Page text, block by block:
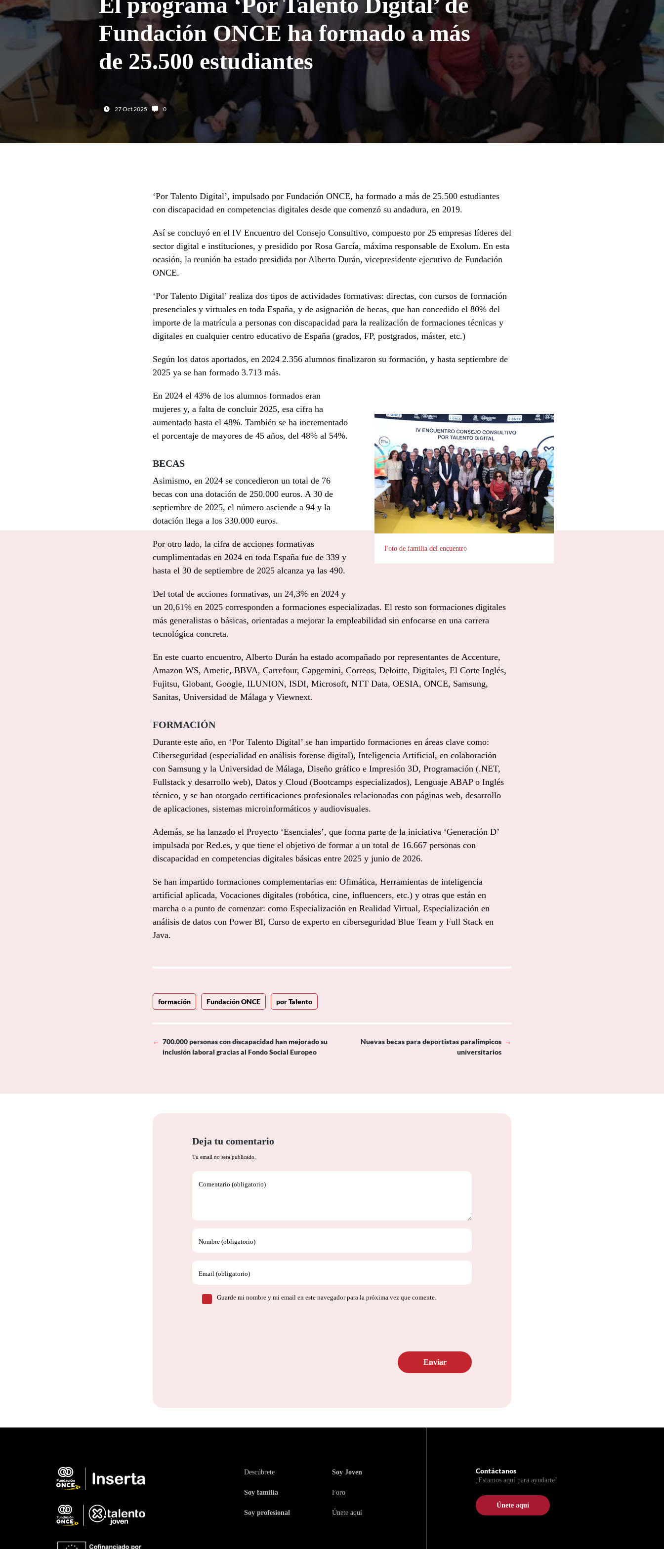
Fundación ONCE ha formado a más
de 25.500 estudiantes
Fecha:
27 Oct 2025 Número de comentarios:
0
‘Por Talento Digital’, impulsado por Fundación ONCE, ha formado a más de 25.500 estudiantes
con discapacidad en competencias digitales desde que comenzó su andadura, en 2019.
Así se concluyó en el IV Encuentro del Consejo Consultivo, compuesto por 25 empresas líderes del
sector digital e instituciones, y presidido por Rosa García, máxima responsable de Exolum. En esta
ocasión, la reunión ha estado presidida por Alberto Durán, vicepresidente ejecutivo de Fundación
ONCE.
‘Por Talento Digital’ realiza dos tipos de actividades formativas: directas, con cursos de formación
presenciales y virtuales en toda España, y de asignación de becas, que han concedido el 80% del
importe de la matrícula a personas con discapacidad para la realización de formaciones técnicas y
digitales en cualquier centro educativo de España (grados, FP, postgrados, máster, etc.)
Según los datos aportados, en 2024 2.356 alumnos finalizaron su formación, y hasta septiembre de
2025 ya se han formado 3.713 más.
Foto de familia del encuentro
En 2024 el 43% de los alumnos formados eran
mujeres y, a falta de concluir 2025, esa cifra ha
aumentado hasta el 48%. También se ha incrementado
el porcentaje de mayores de 45 años, del 48% al 54%.
BECAS
Asimismo, en 2024 se concedieron un total de 76
becas con una dotación de 250.000 euros. A 30 de
septiembre de 2025, el número asciende a 94 y la
dotación llega a los 330.000 euros.
Por otro lado, la cifra de acciones formativas
cumplimentadas en 2024 en toda España fue de 339 y
hasta el 30 de septiembre de 2025 alcanza ya las 490.
Del total de acciones formativas, un 24,3% en 2024 y
un 20,61% en 2025 corresponden a formaciones especializadas. El resto son formaciones digitales
más generalistas o básicas, orientadas a mejorar la empleabilidad sin enfocarse en una carrera
tecnológica concreta.
En este cuarto encuentro, Alberto Durán ha estado acompañado por representantes de Accenture,
Amazon WS, Ametic, BBVA, Carrefour, Capgemini, Correos, Deloitte, Digitales, El Corte Inglés,
Fujitsu, Globant, Google, ILUNION, ISDI, Microsoft, NTT Data, OESIA, ONCE, Samsung,
Sanitas, Universidad de Málaga y Viewnext.
FORMACIÓN
Durante este año, en ‘Por Talento Digital’ se han impartido formaciones en áreas clave como:
Ciberseguridad (especialidad en análisis forense digital), Inteligencia Artificial, en colaboración
con Samsung y la Universidad de Málaga, Diseño gráfico e Impresión 3D, Programación (.NET,
Fullstack y desarrollo web), Datos y Cloud (Bootcamps especializados), Lenguaje ABAP o Inglés
técnico, y se han otorgado certificaciones profesionales relacionadas con páginas web, desarrollo
de aplicaciones, sistemas microinformáticos y audiovisuales.
Además, se ha lanzado el Proyecto ‘Esenciales’, que forma parte de la iniciativa ‘Generación D’
impulsada por Red.es, y que tiene el objetivo de formar a un total de 16.667 personas con
discapacidad en competencias digitales básicas entre 2025 y junio de 2026.
Se han impartido formaciones complementarias en: Ofimática, Herramientas de inteligencia
artificial aplicada, Vocaciones digitales (robótica, cine, influencers, etc.) y otras que están en
marcha o a punto de comenzar: como Especialización en Realidad Virtual, Especialización en
análisis de datos con Power BI, Curso de experto en ciberseguridad Blue Team y Full Stack en
Java.
formación Fundación ONCE por Talento
← 700.000 personas con discapacidad han mejorado su
inclusión laboral gracias al Fondo Social Europeo
Nuevas becas para deportistas paralímpicos
universitarios
→
Deja tu comentario
Tu email no será publicado.
Comentario (obligatorio)
Nombre (obligatorio)
Email (obligatorio)
Guarde mi nombre y mi email en este navegador para la próxima vez que comente.
Descúbrete Soy Joven
Soy familia Foro
Soy profesional Únete aquí
Contáctanos
¡Estamos aquí para ayudarte!
Únete aquí